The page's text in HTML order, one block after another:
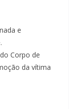
e
Corpo de
da vítima